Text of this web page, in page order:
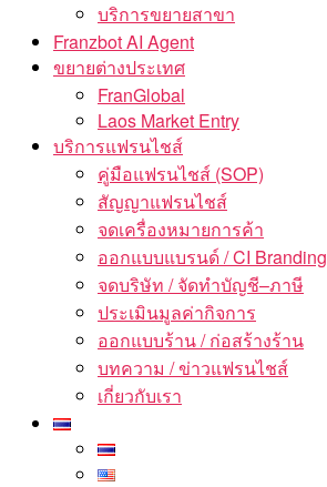
บริการขยายสาขา
Franzbot AI Agent
ขยายต่างประเทศ
FranGlobal
Laos Market Entry
บริการแฟรนไชส์
คู่มือแฟรนไชส์ (SOP)
สัญญาแฟรนไชส์
จดเครื่องหมายการค้า
ออกแบบแบรนด์ / CI Branding
จดบริษัท / จัดทำบัญชี–ภาษี
ประเมินมูลค่ากิจการ
ออกแบบร้าน / ก่อสร้างร้าน
บทความ / ข่าวแฟรนไชส์
เกี่ยวกับเรา